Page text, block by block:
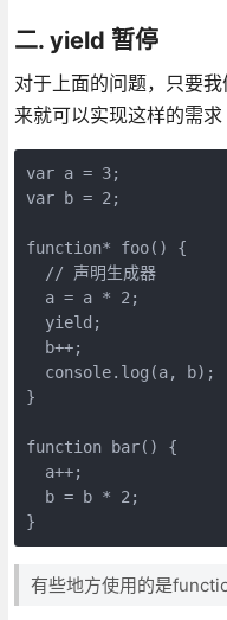
二. yield 暂停
对于上面的问题，只要
来就可以实现这样的需求
var a = 3;
var b = 2;
function* foo() {
// 声明生成器
a = a * 2;
yield;
b++;
console.log(a, b);
}
function bar() {
a++;
b = b * 2;
}
有些地方使用的是